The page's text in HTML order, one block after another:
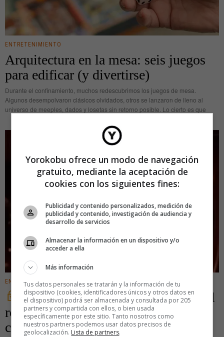
ENTRETENIMIENTO
Arquitectura en la mesa: seis juegos
para edificar (y divertirse)
Durante el confinamiento, muchos redescubrimos los juegos de mesa.
Algunos desempolvaron clásicos olvidados, otros se lanzaron de lleno al
universo de meeples, dados y losetas sin retorno posible. Lo cierto es que
ENTRETENIMIENTO
‘Annabel Lee’, de Radio Futura, el
rocanrolillo que se convirtió en una
canción redondita
Yorokobu ofrece un modo de navegación
gratuito, mediante la aceptación de
cookies con los siguientes fines:
Publicidad y contenido personalizados, medición de
publicidad y contenido, investigación de audiencia y
desarrollo de servicios
Almacenar la información en un dispositivo y/o
acceder a ella
Más información
Tus datos personales se tratarán y la información de tu
dispositivo (cookies, identificadores únicos y otros datos en
el dispositivo) podrá ser almacenada y consultada por 205
partners y compartida con ellos, o bien usada
específicamente por este sitio. Tanto nosotros como
nuestros partners podemos usar datos precisos de
geolocalización. Lista de partners.